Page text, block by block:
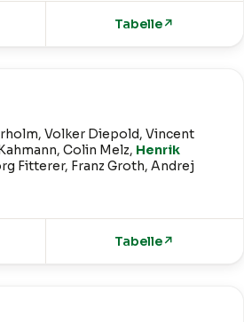
Tabelle↗
Volker Diepold, Vincent
Colin Melz, Henrik
Fitterer, Franz Groth, Andrej
Tabelle↗